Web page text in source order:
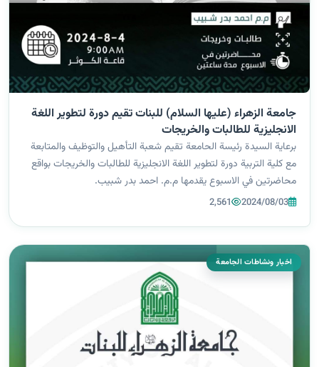
جامعة الزهراء (عليها السلام) للبنات تقيم دورة لتطوير اللغة
الانجليزية للطالبات والخريجات
برعاية السيدة رئيسة الحامعة تقيم شعبة التأهيل والتوظيف والمتابعة
مع كلية التربية دورة لتطوير اللغة الانجليزية للطالبات والخريجات بواقع
محاضرتين في الاسبوع يقدمها م.م. احمد بدر شبيب.
2024/08/03
2,561
اخبار ونشاطات الجامعة